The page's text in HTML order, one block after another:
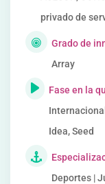
privado de
Grado de
Array
Fase en la
Idea, Seed
Deportes |